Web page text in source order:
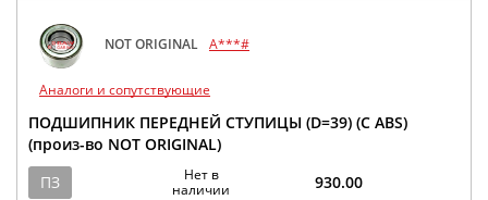
NOT ORIGINAL A***#
Аналоги и сопутствующие
ПОДШИПНИК ПЕРЕДНЕЙ СТУПИЦЫ (D=39) (С ABS)
(произ-во NOT ORIGINAL)
ПЗ
Нет в
наличии
930.00